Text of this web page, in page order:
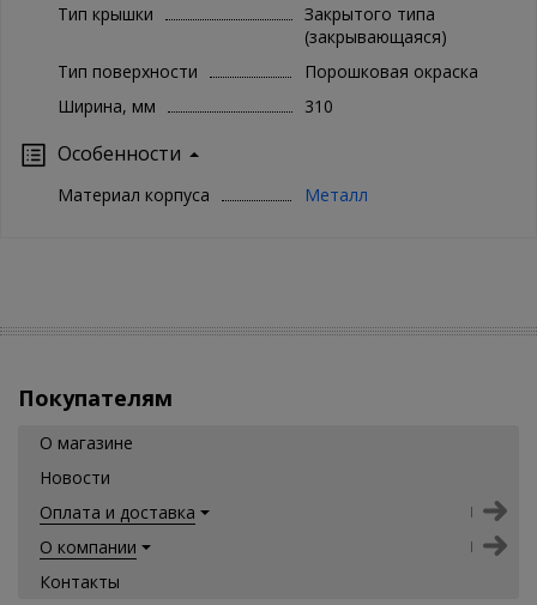
Тип крышки
Закрытого типа
(закрывающаяся)
Тип поверхности
Порошковая окраска
Ширина, мм
310
Особенности
Материал корпуса Металл
Покупателям
О магазине
Новости
Оплата и доставка
О компании
Контакты